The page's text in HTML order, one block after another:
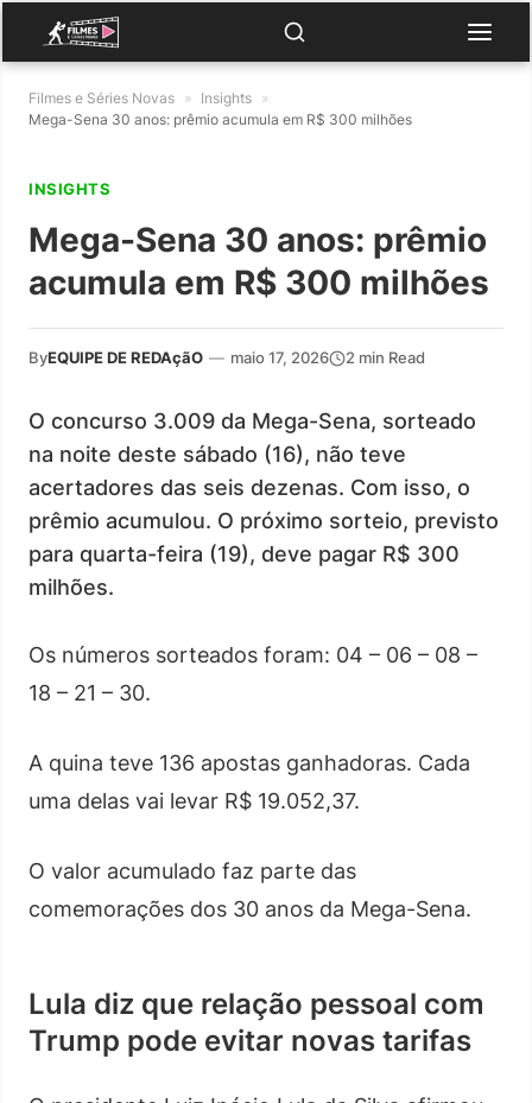
Filmes e Séries Novas » Insights »
Mega-Sena 30 anos: prêmio acumula em R$ 300 milhões
INSIGHTS
Mega-Sena 30 anos: prêmio
acumula em R$ 300 milhões
ByEQUIPE DE REDAçãO — maio 17, 2026 2 min Read
O concurso 3.009 da Mega-Sena, sorteado
na noite deste sábado (16), não teve
acertadores das seis dezenas. Com isso, o
prêmio acumulou. O próximo sorteio, previsto
para quarta-feira (19), deve pagar R$ 300
milhões.
Os números sorteados foram: 04 – 06 – 08 –
18 – 21 – 30.
A quina teve 136 apostas ganhadoras. Cada
uma delas vai levar R$ 19.052,37.
O valor acumulado faz parte das
comemorações dos 30 anos da Mega-Sena.
Lula diz que relação pessoal com
Trump pode evitar novas tarifas